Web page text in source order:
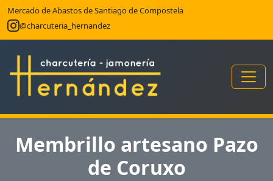
Mercado de Abastos de Santiago de Compostela
@charcuteria_hernandez
Membrillo artesano Pazo
de Coruxo